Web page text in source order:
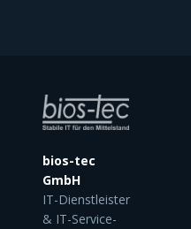
bios-tec
GmbH
IT-Dienstleister
& IT-Service-